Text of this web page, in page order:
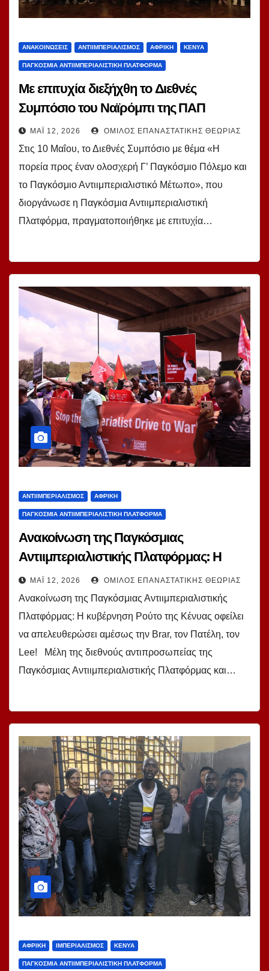
ΑΝΑΚΟΙΝΏΣΕΙΣ ΑΝΤΙΙΜΠΕΡΙΑΛΙΣΜΌΣ ΑΦΡΙΚΉ ΚΈΝΥΑ
ΠΑΓΚΌΣΜΙΑ ΑΝΤΙΙΜΠΕΡΙΑΛΙΣΤΙΚΉ ΠΛΑΤΦΌΡΜΑ
Με επιτυχία διεξήχθη το Διεθνές
Συμπόσιο του Ναϊρόμπι της ΠΑΠ
ΜΆΙ 12, 2026 ΌΜΙΛΟΣ ΕΠΑΝΑΣΤΑΤΙΚΉΣ ΘΕΩΡΊΑΣ
Στις 10 Μαΐου, το Διεθνές Συμπόσιο με θέμα «Η
πορεία προς έναν ολοσχερή Γ’ Παγκόσμιο Πόλεμο και
το Παγκόσμιο Αντιιμπεριαλιστικό Μέτωπο», που
διοργάνωσε η Παγκόσμια Αντιιμπεριαλιστική
Πλατφόρμα, πραγματοποιήθηκε με επιτυχία…
ΑΝΤΙΙΜΠΕΡΙΑΛΙΣΜΌΣ ΑΦΡΙΚΉ
ΠΑΓΚΌΣΜΙΑ ΑΝΤΙΙΜΠΕΡΙΑΛΙΣΤΙΚΉ ΠΛΑΤΦΌΡΜΑ
Ανακοίνωση της Παγκόσμιας
Αντιιμπεριαλιστικής Πλατφόρμας: Η
κυβέρνηση Ρούτο της Κένυας οφείλει να
απελευθερώσει αμέσως την Brar, τον
Πατέλη, τον Lee!
ΜΆΙ 12, 2026 ΌΜΙΛΟΣ ΕΠΑΝΑΣΤΑΤΙΚΉΣ ΘΕΩΡΊΑΣ
Ανακοίνωση της Παγκόσμιας Αντιιμπεριαλιστικής
Πλατφόρμας: Η κυβέρνηση Ρούτο της Κένυας οφείλει
να απελευθερώσει αμέσως την Brar, τον Πατέλη, τον
Lee! Μέλη της διεθνούς αντιπροσωπείας της
Παγκόσμιας Αντιιμπεριαλιστικής Πλατφόρμας και…
ΑΦΡΙΚΉ ΙΜΠΕΡΙΑΛΙΣΜΌΣ ΚΈΝΥΑ
ΠΑΓΚΌΣΜΙΑ ΑΝΤΙΙΜΠΕΡΙΑΛΙΣΤΙΚΉ ΠΛΑΤΦΌΡΜΑ